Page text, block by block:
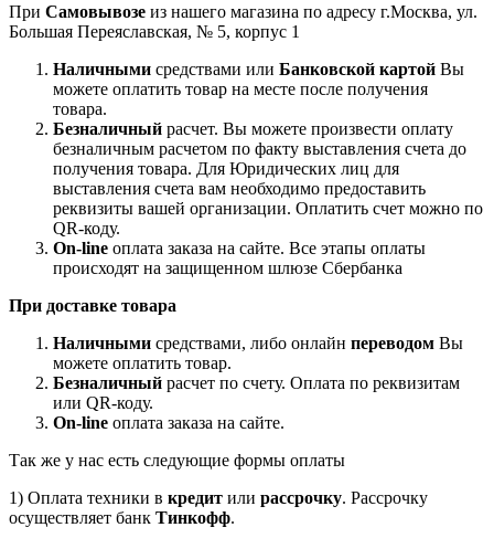
При Самовывозе из нашего магазина по адресу г.Москва, ул.
Большая Переяславская, № 5, корпус 1
Наличными средствами или Банковской картой Вы
можете оплатить товар на месте после получения
товара.
Безналичный расчет. Вы можете произвести оплату
безналичным расчетом по факту выставления счета до
получения товара. Для Юридических лиц для
выставления счета вам необходимо предоставить
реквизиты вашей организации. Оплатить счет можно по
QR-коду.
On-line оплата заказа на сайте. Все этапы оплаты
происходят на защищенном шлюзе Сбербанка
При доставке товара
Наличными средствами, либо онлайн переводом Вы
можете оплатить товар.
Безналичный расчет по счету. Оплата по реквизитам
или QR-коду.
On-line оплата заказа на сайте.
Так же у нас есть следующие формы оплаты
1) Оплата техники в кредит или рассрочку. Рассрочку
осуществляет банк Тинкофф.